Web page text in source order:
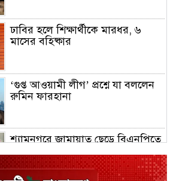
ঢাবির হলে শিক্ষার্থীকে মারধর, ৬
মাসের বহিষ্কার
‘গুপ্ত আওয়ামী লীগ’ প্রশ্নে যা বললেন
রুমিন ফারহানা
শ্যামনগরে জামায়াত ছেড়ে বিএনপিতে